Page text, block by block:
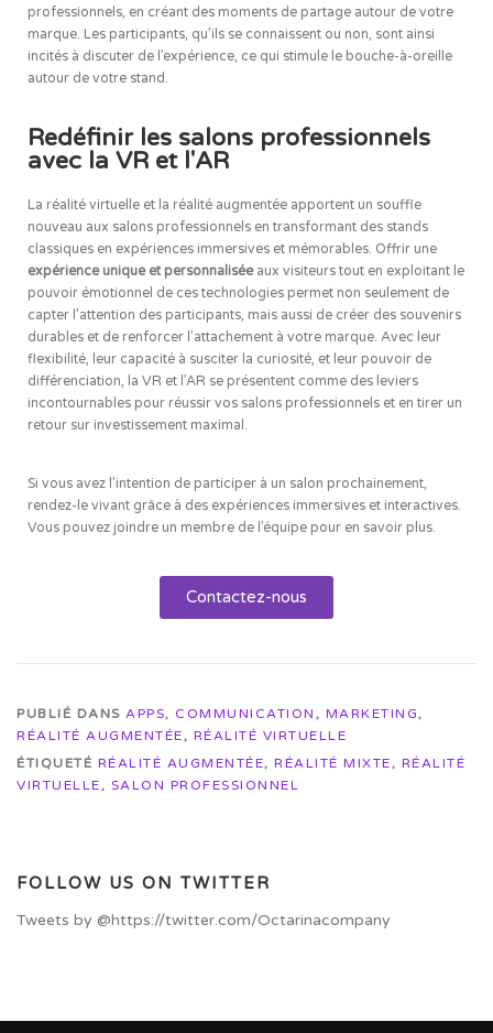
professionnels, en créant des moments de partage autour de votre
marque. Les participants, qu’ils se connaissent ou non, sont ainsi
incités à discuter de l’expérience, ce qui stimule le bouche-à-oreille
autour de votre stand.
Redéfinir les salons professionnels
avec la VR et l'AR
La réalité virtuelle et la réalité augmentée apportent un souffle
nouveau aux salons professionnels en transformant des stands
classiques en expériences immersives et mémorables. Offrir une
expérience unique et personnaliséeaux visiteurs tout en exploitant le
pouvoir émotionnel de ces technologies permet non seulement de
capter l’attention des participants, mais aussi de créer des souvenirs
durables et de renforcer l’attachement à votre marque. Avec leur
flexibilité, leur capacité à susciter la curiosité, et leur pouvoir de
différenciation, la VR et l’AR se présentent comme des leviers
incontournables pour réussir vos salons professionnels et en tirer un
retour sur investissement maximal.
Si vous avez l’intention de participer à un salon prochainement,
rendez-le vivant grâce à des expériences immersives et interactives.
Vous pouvez joindre un membre de l’équipe pour en savoir plus.
Contactez-nous
PUBLIÉ DANS APPS, COMMUNICATION , MARKETING,
RÉALITÉ AUGMENTÉE, RÉALITÉ VIRTUELLE
ÉTIQUETÉ RÉALITÉ AUGMENTÉE, RÉALITÉ MIXTE, RÉALITÉ
VIRTUELLE, SALON PROFESSIONNEL
FOLLOW US ON TWITTER
Tweets by @https://twitter.com/Octarinacompany